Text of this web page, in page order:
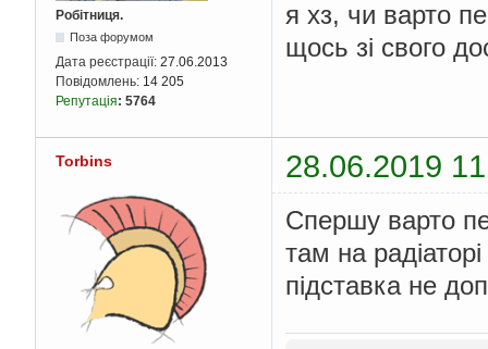
Робітниця.
Поза форумом
Дата реєстрації: 27.06.2013
Повідомлень: 14 205
Репутація: 5764
я хз, чи варто
щось зі свого
Torbins 28.06.2019
Спершу варто
там на
підставка не